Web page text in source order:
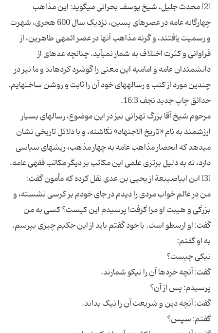
[2] محدث جلیل، شیخ یوسف بحرانی می‏گوید: این مذاهب
چهارگانه عامه در عصرهای پسین، نزدیک سال 600 هجری، شهرت
و رسمیت یافتند، و گرنه مذاهب آنها در عصر ائمه‏ی طاهرین، از
فراوانی و کثرت اختلاف به شمار نمی‏آید. چنانچه عده‏ای از
دانشمندان عامه و امامیه این معنی را گوشزد کرده‏اند و ما نیز در
چندین مورد از کتب و رساله‏های خود آن را ثابت و روشن ساخته‏ایم.
مرحوم شیخ آقا بزرگ تهرانی نیز در این موضوع، رساله‏ای بسیار
ارزشمند به نام «تاریخ الاجتهاد» نگاشته، و با دلائل تاریخی نشان
می‏دهد که انحصار مذاهب عامه به چهار مذهب، ریشه‏ای سیاسی
من در عالم خواب مردی را دیدم در جای خودم بر کرسی نشسته، و
بزرگی و هیبت او مرا گرفت! پرسیدم این کیست؟ کسی به من
گفت: او ارسطو است. با خود گفتم باید از این حکیم چیزی بپرسم.